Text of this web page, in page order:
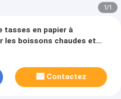
1/1
tasses en papier à
les boissons chaudes et
Contactez